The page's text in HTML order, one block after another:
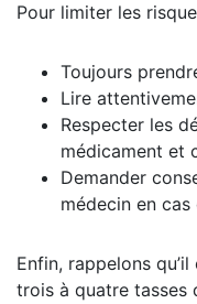
Pour limiter les
Toujours
Lire
Respecter les
médicament et
Demander
médecin en
Enfin, rappelons
trois à quatre tasses